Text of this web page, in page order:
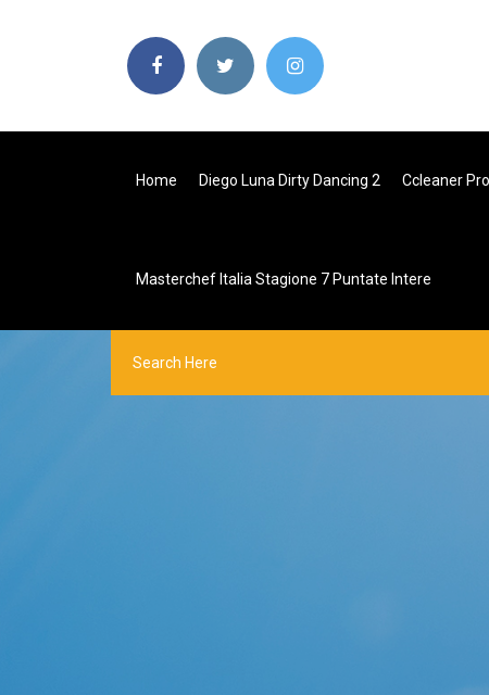
Home Diego Luna Dirty Dancing 2 Ccleaner
Masterchef Italia Stagione 7 Puntate Intere